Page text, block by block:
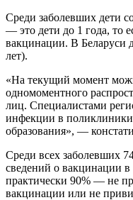
Среди заболевших дети
— это дети до 1 года, то
вакцинации. В Беларуси
лет).
«На текущий момент
одномоментного
лиц. Специалистами
инфекции в
образования», —
Среди всех заболевших
сведений о вакцинации в
практически 90% — не
вакцинации или не